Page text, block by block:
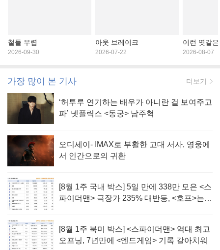
철들 무렵
2026-09-30
아웃 브레이크
2026-07-22
이런 엿같
2026-08-07
가장 많이 본 기사 더보기
‘허투루 연기하는 배우가 아니란 걸 보여주고
파’ 넷플릭스 <동궁> 남주혁
오디세이- IMAX로 부활한 고대 서사, 영웅에
서 인간으로의 귀환
[8월 1주 국내 박스] 5일 만에 338만 모은 <스
파이더맨> 극장가 235% 대반등, <호프>는
[8월 1주 북미 박스] <스파이더맨> 역대 최고
오프닝, 7년만에 <엔드게임> 기록 갈아치워